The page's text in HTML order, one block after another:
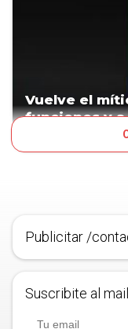
Vuelve el
funciones y
Publicitar /
Suscribite al